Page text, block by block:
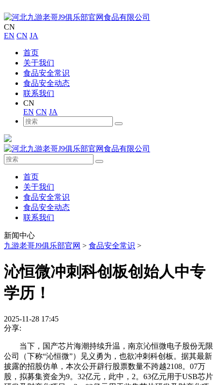
CN
EN CN JA
首页
关于我们
食品安全常识
食品安全动态
联系我们
CN
EN CN JA
首页
关于我们
食品安全常识
食品安全动态
联系我们
新闻中心
九游老哥J9俱乐部官网 > 食品安全常识 >
沁恒微冲刺科创板创始人中专
学历！
2025-11-28 17:45
分享:
当下，国产芯片海潮持续升温，南京沁恒微电子股份无限
公司（下称“沁恒微”）见义勇为，也欲冲刺科创板。据其最新
披露的招股仿单，本次公开辟行股票数量不跨越2108。07万
股，拟募集资金为9。32亿元，此中，2。63亿元用于USB芯片